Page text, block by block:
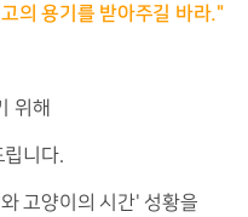
의 용기를 받아주길 바라."
위해
립니다.
고양이의 시간' 성황을